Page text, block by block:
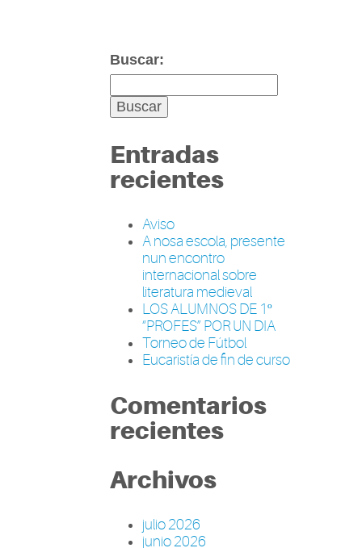
Buscar:
Entradas
recientes
Aviso
A nosa escola, presente
nun encontro
internacional sobre
literatura medieval
LOS ALUMNOS DE 1º
“PROFES” POR UN DIA
Torneo de Fútbol
Eucaristía de fin de curso
Comentarios
recientes
Archivos
julio 2026
junio 2026